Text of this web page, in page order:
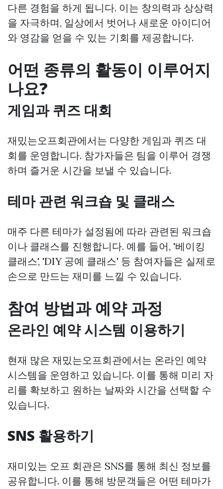
다른 경험을 하게 됩니다. 이는 창의력과 상상력
을 자극하며, 일상에서 벗어나 새로운 아이디어
와 영감을 얻을 수 있는 기회를 제공합니다.
어떤 종류의 활동이 이루어지
나요?
게임과 퀴즈 대회
재밌는오프회관에서는 다양한 게임과 퀴즈 대
회를 운영합니다. 참가자들은 팀을 이루어 경쟁
하며 즐거운 시간을 보낼 수 있습니다.
테마 관련 워크숍 및 클래스
매주 다른 테마가 설정됨에 따라 관련된 워크숍
이나 클래스를 진행합니다. 예를 들어, '베이킹
클래스', 'DIY 공예 클래스' 등 참여자들은 실제로
손으로 만드는 재미를 느낄 수 있습니다.
참여 방법과 예약 과정
온라인 예약 시스템 이용하기
현재 많은 재밌는오프회관에서는 온라인 예약
시스템을 운영하고 있습니다. 이를 통해 미리 자
리를 확보하고 원하는 날짜와 시간을 선택할 수
있습니다.
SNS 활용하기
재미있는 오프 회관은 SNS를 통해 최신 정보를
공유합니다. 이를 통해 방문객들은 어떤 테마가